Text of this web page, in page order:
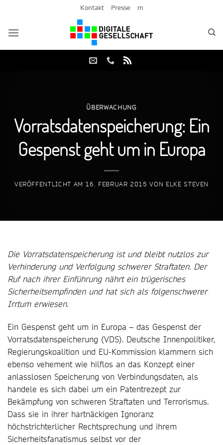
springen
Kontakt Presse m
ÜBERWACHUNG
Vorratsdatenspeicherung: Ein
Gespenst geht um in Europa
VERÖFFENTLICHT AM 16. FEBRUAR 2015 VON ELKE STEVEN
Die Vorratsdatenspeicherung ist und bleibt nutzlos zur
Verhinderung und Verfolgung schwerer Straftaten. Der
Ruf nach ihrer Einführung nährt ein trügerisches
Sicherheitsempfinden und hat sich als folgenschwerer
Irrtum erwiesen.
Ein Gespenst geht um in Europa – das Gespenst der
Vorratsdatenspeicherung (VDS). Deutsche Innenpolitiker,
Regierungskoalition und EU-Kommission klammern sich
ebenso vehement wie hilflos an das Konzept einer
anlasslosen Speicherung von Verbindungsdaten, als
handele es sich dabei um ein Patentrezept zur
Bekämpfung von schweren Straftaten und Terrorismus.
Dass sie in ihrer hartnäckigen Ignoranz
höchstrichterlicher Rechtsprechung und ihrem
Sicherheitsfanatismus selbst vor der